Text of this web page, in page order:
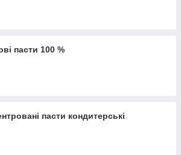
пасти 100 %
пасти кондитерські